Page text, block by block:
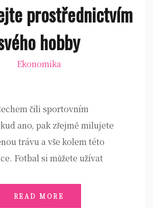
prostřednictvím
hobby
Ekonomika
čili sportovním
ano, pak zřejmě milujete
trávu a vše kolem této
Fotbal si můžete užívat
READ MORE